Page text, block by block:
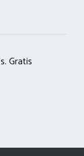
Gratis